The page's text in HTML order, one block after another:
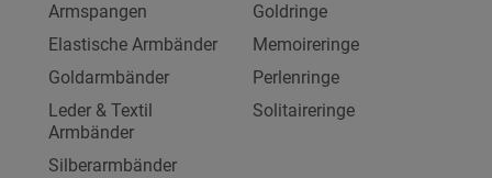
Armspangen
Elastische Armbänder
Goldarmbänder
Leder & Textil
Armbänder
Silberarmbänder
Goldringe
Memoireringe
Perlenringe
Solitaireringe